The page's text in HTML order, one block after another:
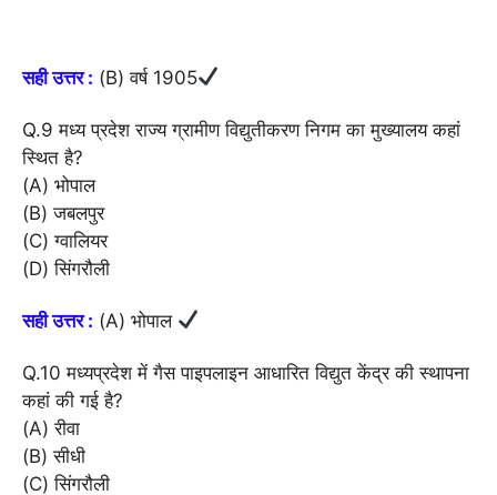
सही उत्तर : (B) वर्ष 1905
Q.9 मध्य प्रदेश राज्य ग्रामीण विद्युतीकरण निगम का मुख्यालय कहां
स्थित है?
(A) भोपाल
(B) जबलपुर
(C) ग्वालियर
(D) सिंगरौली
सही उत्तर : (A) भोपाल
Q.10 मध्यप्रदेश में गैस पाइपलाइन आधारित विद्युत केंद्र की स्थापना
कहां की गई है?
(A) रीवा
(B) सीधी
(C) सिंगरौली